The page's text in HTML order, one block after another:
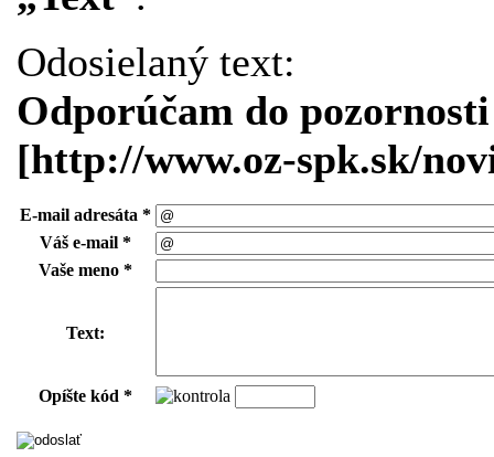
Odosielaný text:
Odporúčam do
[http://www.oz-spk.sk/
E-mail adresáta *
Váš e-mail *
Vaše meno *
Text:
Opíšte kód *